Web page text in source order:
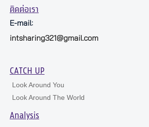
ติดต่อเรา
E-mail:
intsharing321@gmail.com
CATCH UP
Look Around You
Look Around The World
Analysis